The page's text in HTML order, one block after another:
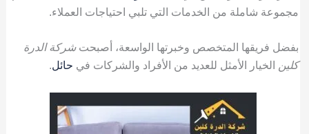
مجموعة شاملة من الخدمات التي تلبي احتياجات العملاء.
بفضل فريقها المتخصص وخبرتها الواسعة، أصبحتشركة الدرة
كلين الخيار الأمثل للعديد من الأفراد والشركات في حائل.